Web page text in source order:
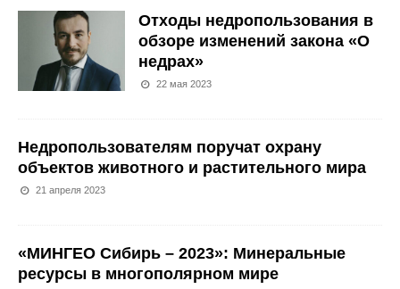
Отходы недропользования в
обзоре изменений закона «О
недрах»
22 мая 2023
Недропользователям поручат охрану
объектов животного и растительного мира
21 апреля 2023
«МИНГЕО Сибирь – 2023»: Минеральные
ресурсы в многополярном мире